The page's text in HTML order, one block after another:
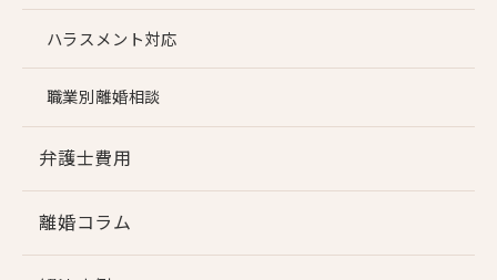
ハラスメント対応
職業別離婚相談
弁護士費用
離婚コラム